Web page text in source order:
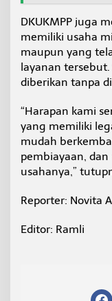
DKUKMPP juga
memiliki usaha
maupun yang
layanan
diberikan tanpa
“Harapan kami
yang memiliki
mudah
pembiayaan,
usahanya,”
Reporter: Novita
Editor: Ramli